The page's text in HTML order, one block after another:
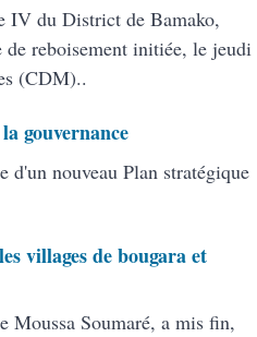
IV du District de Bamako,
de reboisement initiée, le jeudi
(CDM)..
gouvernance
d'un nouveau Plan stratégique
villages de bougara et
Moussa Soumaré, a mis fin,